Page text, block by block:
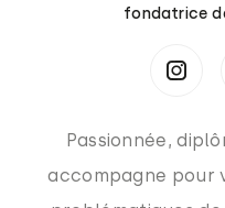
fondatrice
Passionnée,
accompagne pour